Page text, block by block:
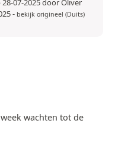
07-2025 door Oliver
- bekijk origineel (Duits)
wachten tot de